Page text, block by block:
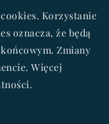
Korzystanie
oznacza, że będą
Zmiany
Więcej
.